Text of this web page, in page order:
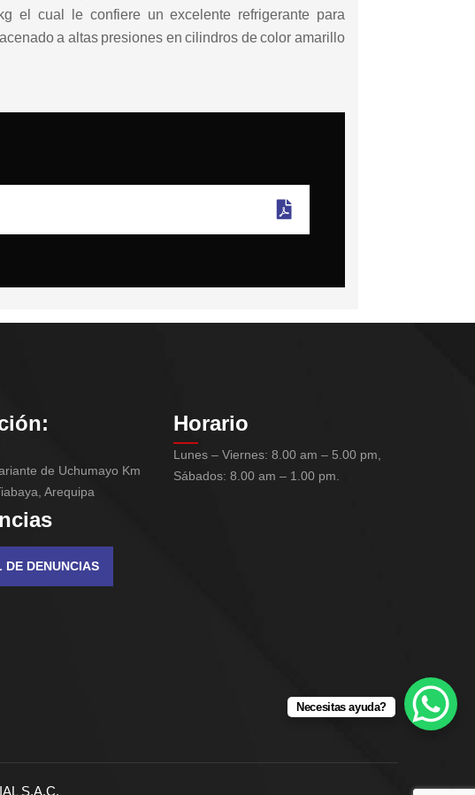
el cual le confiere un excelente refrigerante para
a altas presiones en cilindros de color amarillo
de Uchumayo Km
Arequipa
DE DENUNCIAS
Horario
Lunes – Viernes: 8.00 am – 5.00 pm,
Sábados: 8.00 am – 1.00 pm.
S.A.C.
Necesitas ayuda?